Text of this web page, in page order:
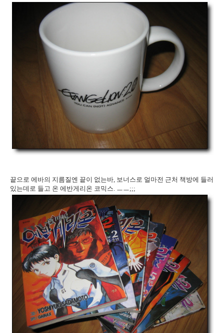
끝으로 에바의 지름질엔 끝이 없는바, 보너스로 얼마전 근처 책방에 들러
있는데로 들고 온 에반게리온 코믹스. ㅡㅡ;;;